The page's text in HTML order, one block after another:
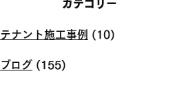
テナント施工事例 (10)
ブログ (155)